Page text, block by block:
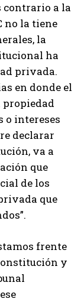
contrario a la
no la tiene
la
ha
privada.
en donde el
propiedad
o intereses
declarar
va a
que
de los
que
frente
y